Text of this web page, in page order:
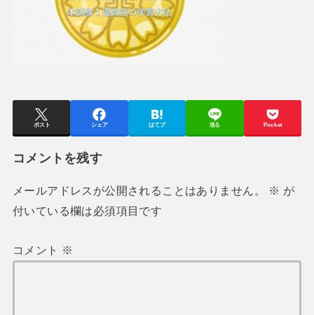
ポスト シェア はてブ 送る Pocket
コメントを残す
メールアドレスが公開されることはありません。 ※ が
付いている欄は必須項目です
コメント ※